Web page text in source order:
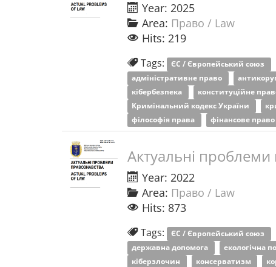
Year: 2025
Area: Право / Law
Hits: 219
Tags: ЄС / Європейський союз
адміністративне право
кібербезпека
конституційне
Кримінальний кодекс України
філософія права
фінансове право
Актуальні
Year: 2022
Area: Право / Law
Hits: 873
Tags: ЄС / Європейський союз
державна допомога
екологічна
кіберзлочин
консерватизм